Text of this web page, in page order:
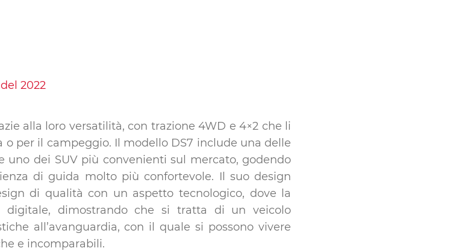
alla loro versatilità, con trazione 4WD e 4×2 che li
per il campeggio. Il modello DS7 include una delle
uno dei SUV più convenienti sul mercato, godendo
di guida molto più confortevole. Il suo design
di qualità con un aspetto tecnologico, dove la
digitale, dimostrando che si tratta di un veicolo
all’avanguardia, con il quale si possono vivere
e incomparabili.